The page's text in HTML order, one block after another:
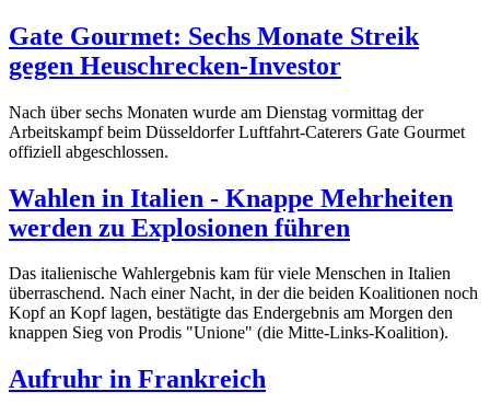
Gate Gourmet: Sechs Monate Streik
gegen Heuschrecken-Investor
Nach über sechs Monaten wurde am Dienstag vormittag der
Arbeitskampf beim Düsseldorfer Luftfahrt-Caterers Gate Gourmet
offiziell abgeschlossen.
Wahlen in Italien - Knappe Mehrheiten
werden zu Explosionen führen
Das italienische Wahlergebnis kam für viele Menschen in Italien
überraschend. Nach einer Nacht, in der die beiden Koalitionen noch
Kopf an Kopf lagen, bestätigte das Endergebnis am Morgen den
knappen Sieg von Prodis "Unione" (die Mitte-Links-Koalition).
Aufruhr in Frankreich